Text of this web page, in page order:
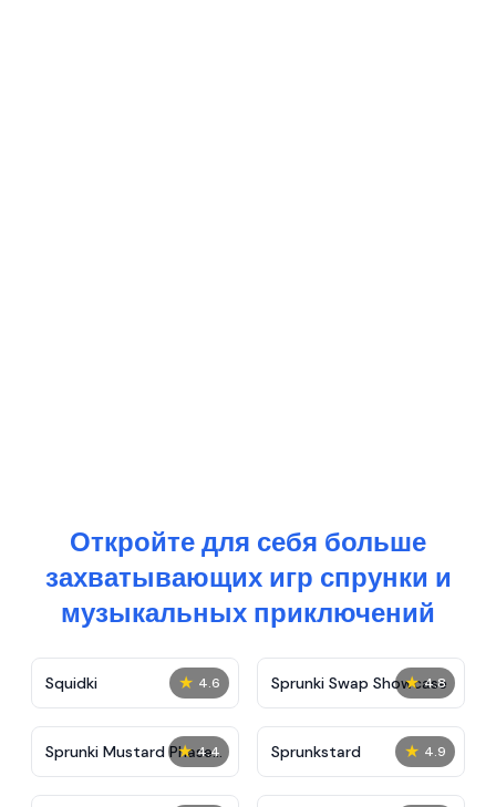
Откройте для себя больше
захватывающих игр спрунки и
музыкальных приключений
★ 4.6
Squidki ★ 4.8
Sprunki Swap Showcase
★ 4.4
Sprunki Mustard Phase
2
★ 4.9
Sprunkstard